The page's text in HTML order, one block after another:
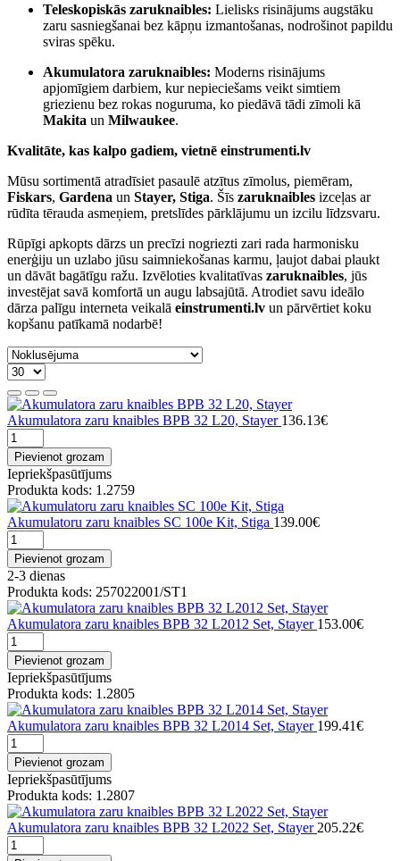
Teleskopiskās zaruknaibles: Lielisks risinājums augstāku
zaru sasniegšanai bez kāpņu izmantošanas, nodrošinot papildu
sviras spēku.
Akumulatora zaruknaibles: Moderns risinājums
apjomīgiem darbiem, kur nepieciešams veikt simtiem
griezienu bez rokas noguruma, ko piedāvā tādi zīmoli kā
Makita un Milwaukee.
Kvalitāte, kas kalpo gadiem, vietnē einstrumenti.lv
Mūsu sortimentā atradīsiet pasaulē atzītus zīmolus, piemēram,
Fiskars, Gardena un Stayer, Stiga. Šīs zaruknaibles izceļas ar
rūdīta tērauda asmeņiem, pretslīdes pārklājumu un izcilu līdzsvaru.
Rūpīgi apkopts dārzs un precīzi nogriezti zari rada harmonisku
enerģiju un uzlabo jūsu saimniekošanas karmu, ļaujot dabai plaukt
un dāvāt bagātīgu ražu. Izvēloties kvalitatīvas zaruknaibles, jūs
investējat savā komfortā un augu labsajūtā. Atrodiet savu ideālo
dārza palīgu interneta veikalā einstrumenti.lv un pārvērtiet koku
kopšanu patīkamā nodarbē!
Akumulatora zaru knaibles BPB 32 L20, Stayer 136.13€
Pievienot grozam
Iepriekšpasūtījums
Produkta kods: 1.2759
Akumulatoru zaru knaibles SC 100e Kit, Stiga 139.00€
Pievienot grozam
2-3 dienas
Produkta kods: 257022001/ST1
Akumulatora zaru knaibles BPB 32 L2012 Set, Stayer 153.00€
Pievienot grozam
Iepriekšpasūtījums
Produkta kods: 1.2805
Akumulatora zaru knaibles BPB 32 L2014 Set, Stayer 199.41€
Pievienot grozam
Iepriekšpasūtījums
Produkta kods: 1.2807
Akumulatora zaru knaibles BPB 32 L2022 Set, Stayer 205.22€